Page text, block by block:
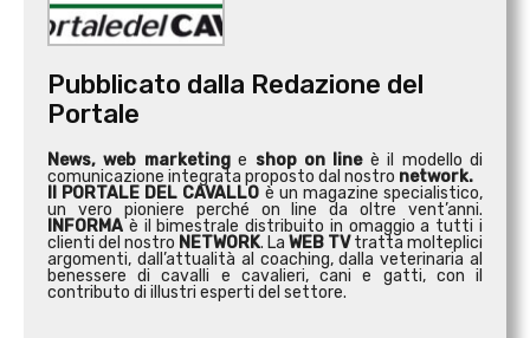
Pubblicato dalla Redazione del
Portale
News, web marketinge shop on line è il modello di
comunicazione integrata proposto dal nostro network.
Il PORTALE DEL CAVALLO è un magazine specialistico,
un vero pioniere perché on line da oltre vent’anni.
INFORMA è il bimestrale distribuito in omaggio a tutti i
clienti del nostro NETWORK. La WEB TVtratta molteplici
argomenti, dall’attualità al coaching, dalla veterinaria al
benessere di cavalli e cavalieri, cani e gatti, con il
contributo di illustri esperti del settore.